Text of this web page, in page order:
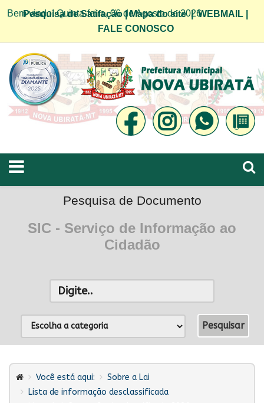
Bem vindo! Quinta-feira, 06 de Agosto de 2026
Pesquisa de Satifação|Mapa do site|WEBMAIL
FALE CONOSCO
Pesquisa de Documento
SIC - Serviço de Informação ao
Cidadão
Você está aqui:
Sobre a Lai
Lista de informação desclassificada